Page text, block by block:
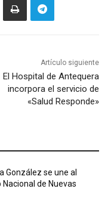
Artículo siguiente
El Hospital de Antequera
incorpora el servicio de
«Salud Responde»
González se une al
de Nuevas